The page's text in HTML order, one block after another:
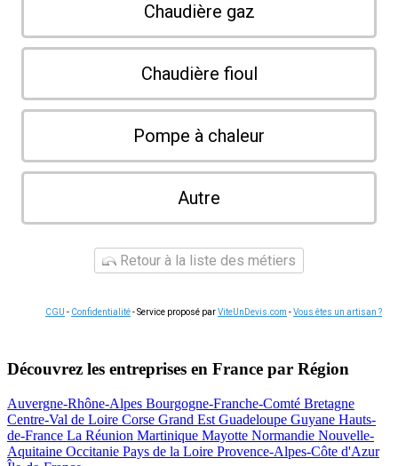
Chaudière gaz
Chaudière fioul
Pompe à chaleur
Autre
Retour à la liste des métiers
CGU - Confidentialité- Service proposé parViteUnDevis.com -Vous êtes un artisan ?
Découvrez les entreprises en France par Région
Auvergne-Rhône-Alpes Bourgogne-Franche-Comté Bretagne
Centre-Val de Loire Corse Grand Est Guadeloupe Guyane Hauts-
de-France La Réunion Martinique Mayotte Normandie Nouvelle-
Aquitaine Occitanie Pays de la Loire Provence-Alpes-Côte d'Azur